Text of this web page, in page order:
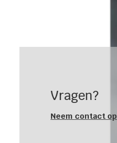
Vragen?
Neem contact op